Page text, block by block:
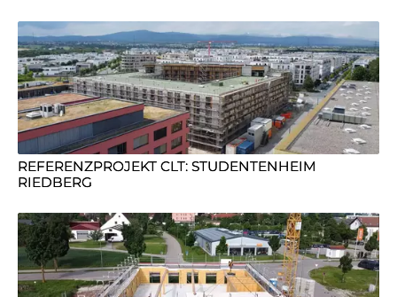
REFERENZPROJEKT CLT: STUDENTENHEIM
RIEDBERG